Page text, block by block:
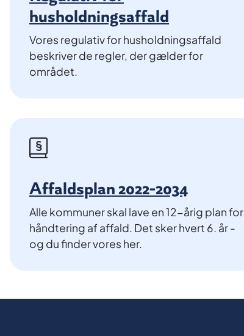
husholdningsaffald
Vores regulativ for husholdningsaffald
beskriver de regler, der gælder for
området.
Affaldsplan 2022-2034
Alle kommuner skal lave en 12-årig plan for
håndtering af affald. Det sker hvert 6. år -
og du finder vores her.